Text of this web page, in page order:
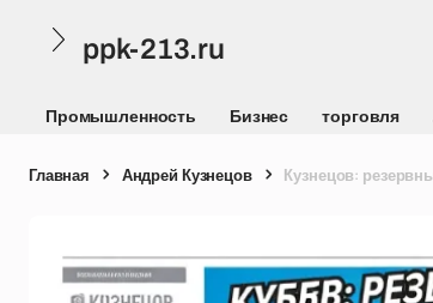
ppk-213.ru
Промышленность Бизнес торговля
Главная Андрей Кузнецов Кузнецов: